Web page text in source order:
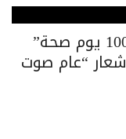
صحة الإسكندرية تُدشّن حملة “100 يوم صحة”
شعار “عام صوت